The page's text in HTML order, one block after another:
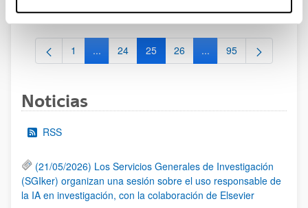
Página
1 ...Páginas intermedias Use TAB para desplazarse.
Página
24 Página
25 Página
26 ...Páginas intermedias
Página
95
Noticias
RSS
(21/05/2026) Los Servicios Generales de Investigación
(SGIker) organizan una sesión sobre el uso responsable de
la IA en investigación, con la colaboración de Elsevier